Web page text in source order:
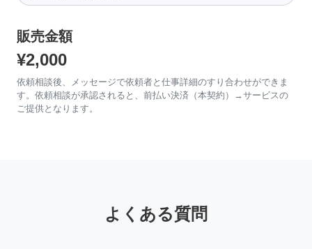
販売金額
¥2,000
依頼相談後、メッセージで依頼者と仕事詳細のすり合わせができま
す。依頼相談が承認されると、前払い決済（本契約）→サービスの
ご提供となります。
よくある質問